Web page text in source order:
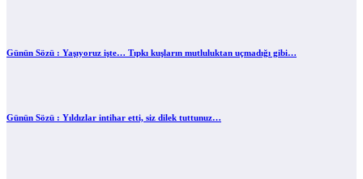
Günün Sözü : Yaşıyoruz işte… Tıpkı kuşların mutluluktan uçmadığı gibi…
Günün Sözü : Yıldızlar intihar etti, siz dilek tuttunuz…